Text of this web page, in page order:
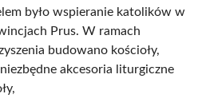
było wspieranie katolików w
Prus. W ramach
budowano kościoły,
akcesoria liturgiczne